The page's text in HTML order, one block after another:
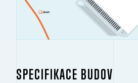
SPECIFIKACE BUDOV